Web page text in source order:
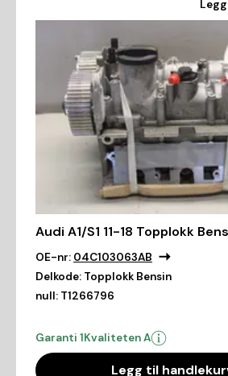
Audi A1/S1 11-18 Topplokk
OE-nr: 04C103063AB
Delkode: Topplokk Bensin
null: T1266796
Garanti 1Kvaliteten A
Legg til